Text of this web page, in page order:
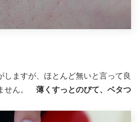
しますが、ほとんど無いと言って良
せん。 薄くすっとのびて、ベタつ